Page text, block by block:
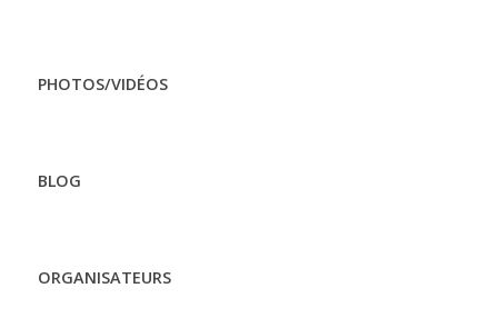
PHOTOS/VIDÉOS
BLOG
ORGANISATEURS